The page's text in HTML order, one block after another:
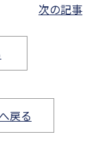
次の記事
戻る